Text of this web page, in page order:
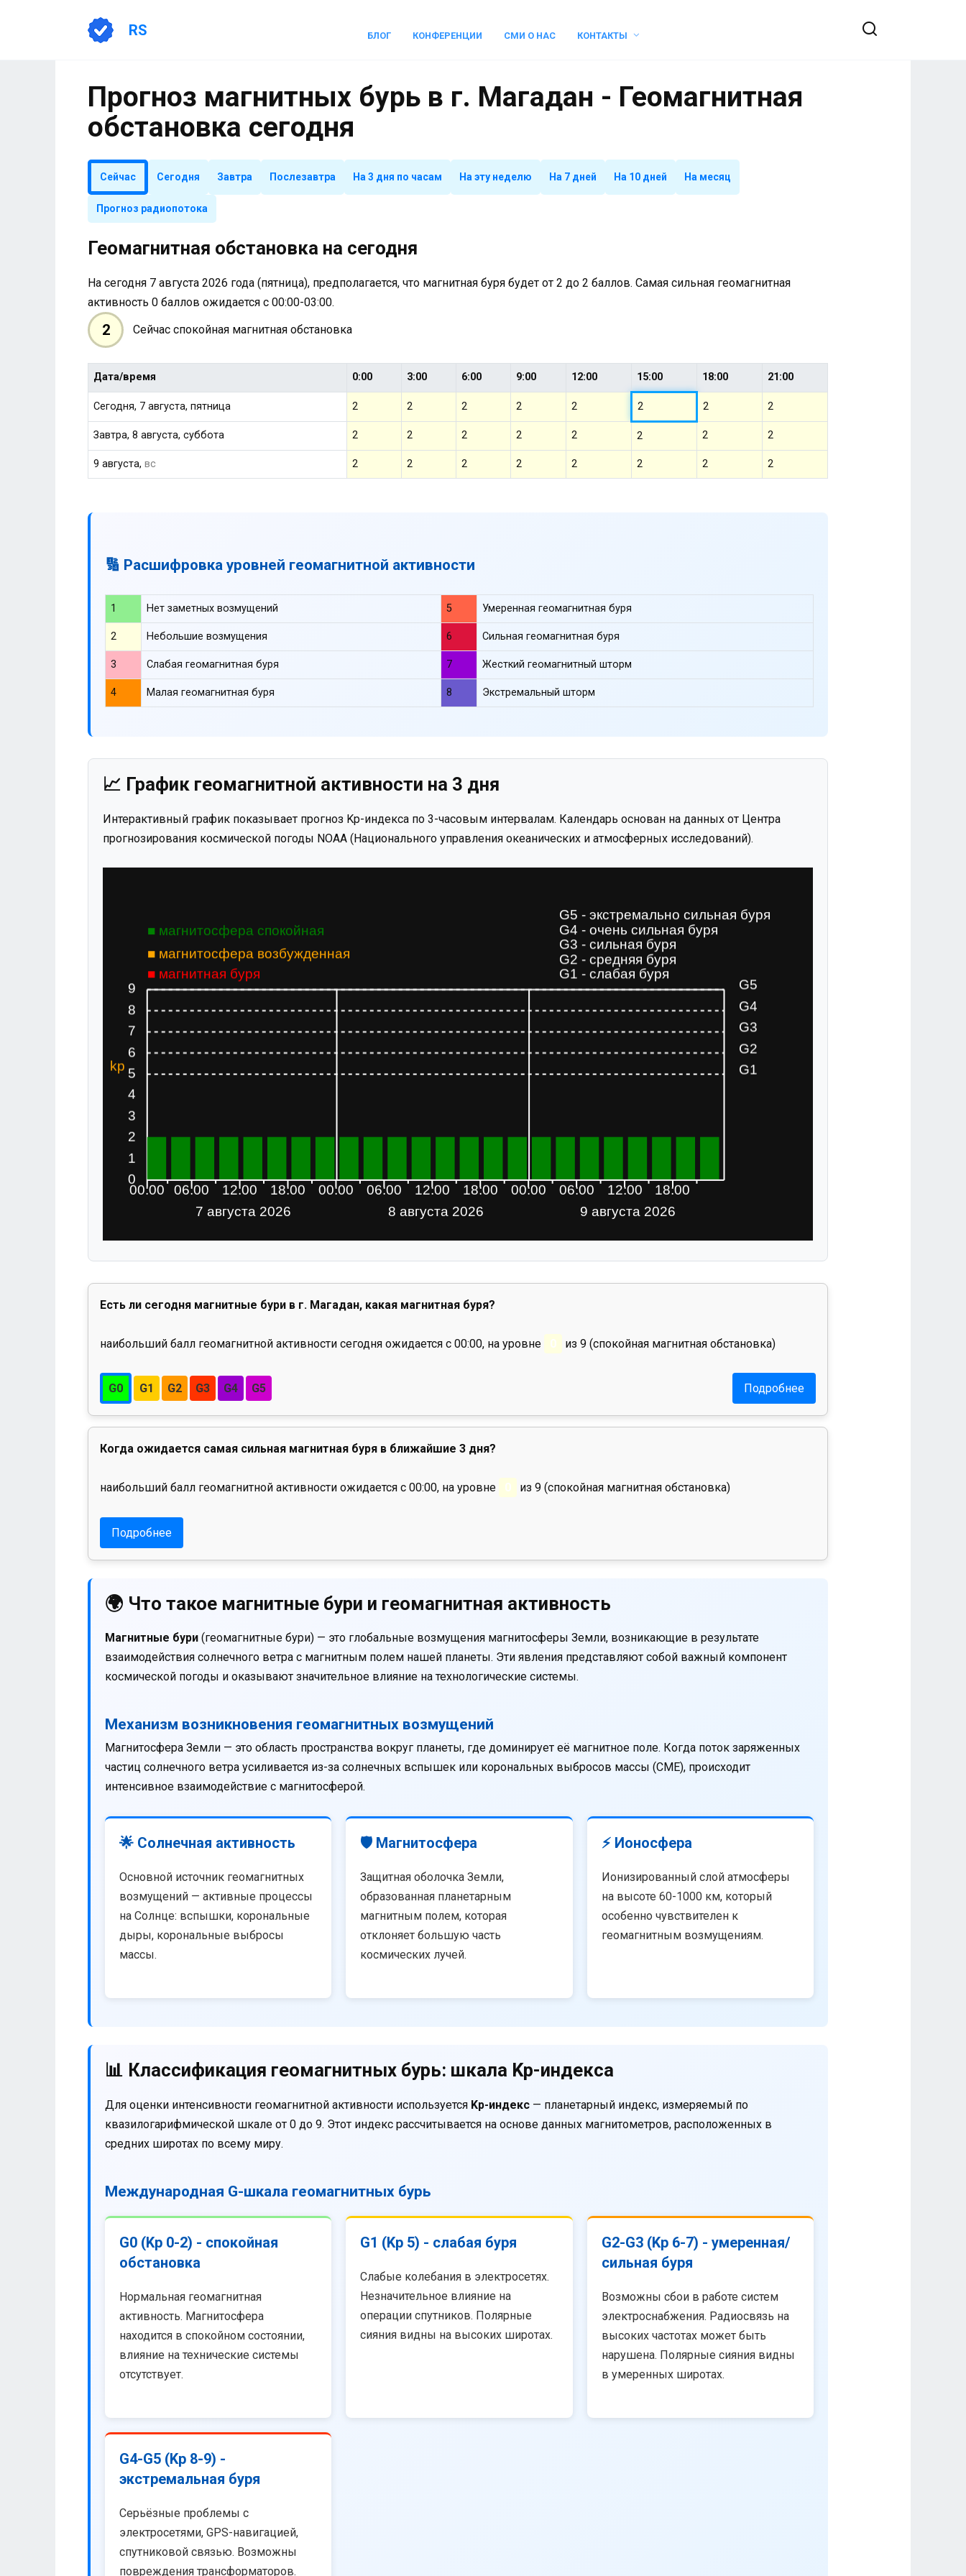
RS БЛОГ КОНФЕРЕНЦИИ СМИ О НАС КОНТАКТЫ
Прогноз магнитных бурь в г. Магадан - Геомагнитная
обстановка сегодня
Сейчас Сегодня Завтра Послезавтра На 3 дня по часам На эту неделю На 7 дней На 10 дней На месяц
Прогноз радиопотока
Геомагнитная обстановка на сегодня
На сегодня 7 августа 2026 года (пятница), предполагается, что магнитная буря будет от 2 до 2 баллов. Самая сильная геомагнитная
активность 0 баллов ожидается с 00:00-03:00.
2 Сейчас спокойная магнитная обстановка
Дата/время 0:00 3:00 6:00 9:00 12:00 15:00 18:00 21:00
Сегодня, 7 августа, пятница 2 2 2 2 2 2 2 2
Завтра, 8 августа, суббота 2 2 2 2 2 2 2 2
9 августа,вс 2 2 2 2 2 2 2 2
🔢 Расшифровка уровней геомагнитной активности
1 Нет заметных возмущений 5 Умеренная геомагнитная буря
2 Небольшие возмущения 6 Сильная геомагнитная буря
3 Слабая геомагнитная буря 7 Жесткий геомагнитный шторм
4 Малая геомагнитная буря 8 Экстремальный шторм
📈 График геомагнитной активности на 3 дня
Интерактивный график показывает прогноз Kp-индекса по 3-часовым интервалам. Календарь основан на данных от Центра
прогнозирования космической погоды NOAA (Национального управления океанических и атмосферных исследований).
Есть ли сегодня магнитные бури в г. Магадан, какая магнитная буря?
наибольший балл геомагнитной активности сегодня ожидается с 00:00, на уровне 0 из 9 (спокойная магнитная обстановка)
G0 G1 G2 G3 G4 G5 Подробнее
Когда ожидается самая сильная магнитная буря в ближайшие 3 дня?
наибольший балл геомагнитной активности ожидается с 00:00, на уровне 0 из 9 (спокойная магнитная обстановка)
Подробнее
🌍 Что такое магнитные бури и геомагнитная активность
Магнитные бури (геомагнитные бури) — это глобальные возмущения магнитосферы Земли, возникающие в результате
взаимодействия солнечного ветра с магнитным полем нашей планеты. Эти явления представляют собой важный компонент
космической погоды и оказывают значительное влияние на технологические системы.
Механизм возникновения геомагнитных возмущений
Магнитосфера Земли — это область пространства вокруг планеты, где доминирует её магнитное поле. Когда поток заряженных
частиц солнечного ветра усиливается из-за солнечных вспышек или корональных выбросов массы (CME), происходит
интенсивное взаимодействие с магнитосферой.
🌟 Солнечная активность
Основной источник геомагнитных
возмущений — активные процессы
на Солнце: вспышки, корональные
дыры, корональные выбросы
массы.
🛡️ Магнитосфера
Защитная оболочка Земли,
образованная планетарным
магнитным полем, которая
отклоняет большую часть
космических лучей.
⚡ Ионосфера
Ионизированный слой атмосферы
на высоте 60-1000 км, который
особенно чувствителен к
геомагнитным возмущениям.
📊 Классификация геомагнитных бурь: шкала Kp-индекса
Для оценки интенсивности геомагнитной активности используется Kp-индекс — планетарный индекс, измеряемый по
квазилогарифмической шкале от 0 до 9. Этот индекс рассчитывается на основе данных магнитометров, расположенных в
средних широтах по всему миру.
Международная G-шкала геомагнитных бурь
G0 (Kp 0-2) - спокойная
обстановка
Нормальная геомагнитная
активность. Магнитосфера
находится в спокойном состоянии,
влияние на технические системы
отсутствует.
G1 (Kp 5) - слабая буря
Слабые колебания в электросетях.
Незначительное влияние на
операции спутников. Полярные
сияния видны на высоких широтах.
G2-G3 (Kp 6-7) - умеренная/
сильная буря
Возможны сбои в работе систем
электроснабжения. Радиосвязь на
высоких частотах может быть
нарушена. Полярные сияния видны
в умеренных широтах.
G4-G5 (Kp 8-9) -
экстремальная буря
Серьёзные проблемы с
электросетями, GPS-навигацией,
спутниковой связью. Возможны
повреждения трансформаторов.